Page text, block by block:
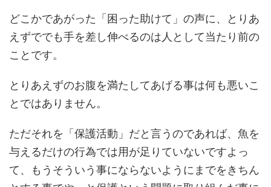
どこかであがった「困った助けて」の声に、とりあ
えずででも手を差し伸べるのは人として当たり前の
ことです。
とりあえずのお腹を満たしてあげる事は何も悪いこ
とではありません。
ただそれを「保護活動」だと言うのであれば、魚を
与えるだけの行為では用が足りていないですよっ
て、もうそういう事にならないようにまでをきちん